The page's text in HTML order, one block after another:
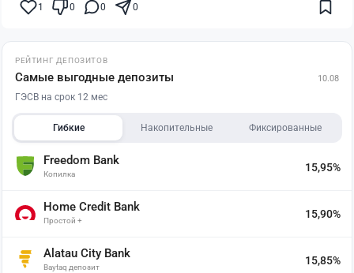
1 0 0 0
РЕЙТИНГ ДЕПОЗИТОВ
Самые выгодные депозиты 10.08
ГЭСВ на срок 12 мес
Гибкие Накопительные Фиксированные
Freedom Bank
Копилка
15,95%
Home Credit Bank
Простой +
15,90%
Alatau City Bank
Baytaq депозит
15,85%